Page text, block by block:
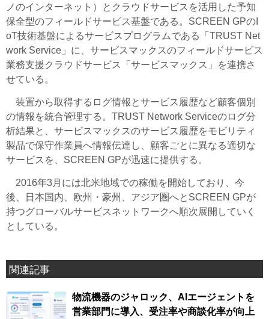
ノのインターネット）とクラウドサービスを活用した予知
保全型のフィールドサービス基盤である。SCREEN GPのI
oT技術基盤によるサービスプログラムである「TRUST Net
work Service」に、サービスマックスのフィールドサービス
業務支援クラウドサービス「サービスマックス」を連携さ
せている。
装置から取得するログ情報とサービス履歴など顧客個別
の情報を統合管理する。TRUST Network Serviceのログ分
析結果と、サービスマックスのサービス履歴をモビリティ
製品で保守作業員へ情報伝達し、顧客ごとに異なる適切な
サービスを、SCREEN GPが迅速に提供する。
2016年3月には北米地域での稼働を開始しており、今
後、日本国内、欧州・豪州、アジア圏へとSCREEN GPが
持つグローバルサービスネットワークへ順次展開していく
としている。
関連記事
物流機器のジャロック、AIエージェントを
営業部門に導入、受注率や商談化率が向上